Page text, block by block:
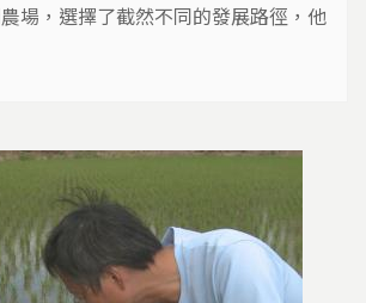
場，選擇了截然不同的發展路徑，他
大小農之爭」的縮影，吸引許多人前